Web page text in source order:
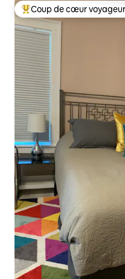
Coups de cœur voyageurs
Coup de cœur